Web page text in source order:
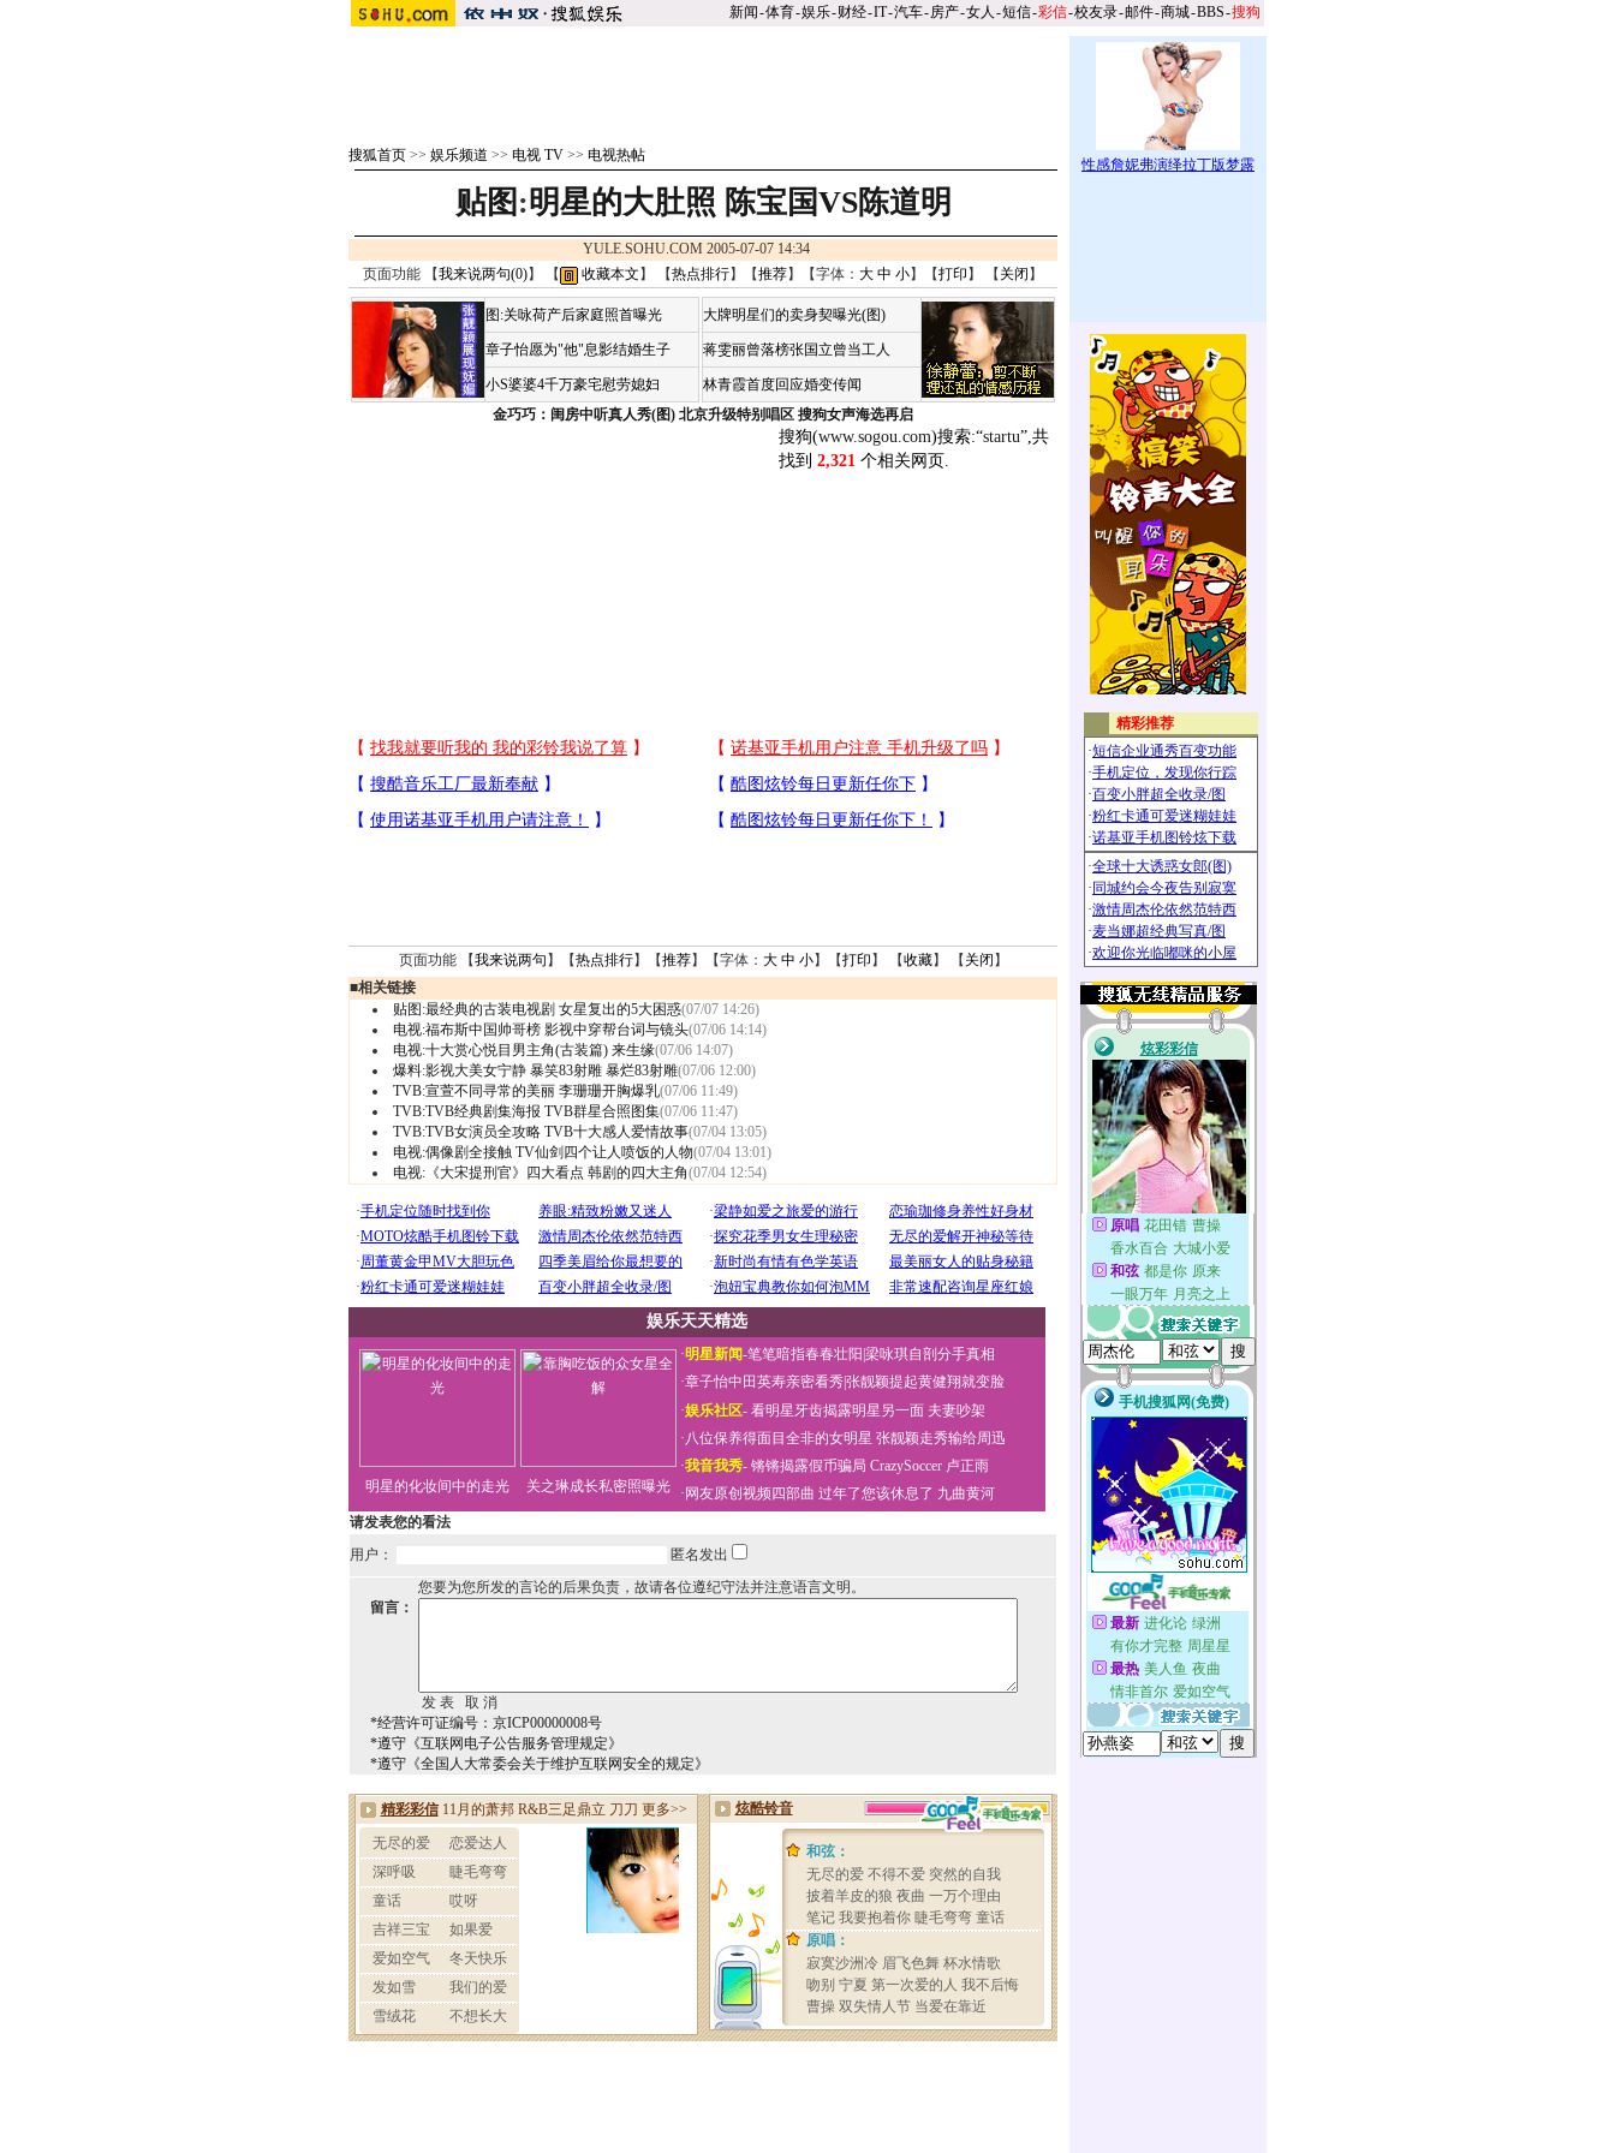
新闻-体育-娱乐-财经-IT-汽车-房产-女人 -短信-彩信-校友录-邮件-商城-BBS-搜狗
搜狐首页 >> 娱乐频道 >> 电视 TV >> 电视热帖
贴图 :明星的大肚照 陈宝国VS陈道明
YULE.SOHU.COM 2005-07-07 14:34
页面功能 【我来说两句(0)】 【 收藏本文 】 【热点排行】【推荐】【字体： 大 中 小】【打印 】 【 关闭 】
图:关咏荷产后家庭照首曝光
章子怡愿为"他"息影结婚生子
小S婆婆4千万豪宅慰劳媳妇
大牌明星们的卖身契曝光(图)
蒋雯丽曾落榜张国立曾当工人
林青霞首度回应婚变传闻
金巧巧：闺房中听真人秀(图) 北京升级特别唱区 搜狗女声海选再启
搜狗(www.sogou.com)搜索:“startu”,共
找到 2,321 个相关网页.
页面功能 【我来说两句 】【热点排行】【推荐】【字体： 大 中 小】【打印 】 【收藏】 【 关闭 】
■相关链接
贴图 :最经典的古装电视剧 女星复出的5大困惑(07/07 14:26)
电视:福布斯中国帅哥榜 影视中穿帮台词与镜头(07/06 14:14)
电视:十大赏心悦目男主角(古装篇) 来生缘(07/06 14:07)
爆料:影视大美女宁静 暴笑83射雕 暴烂83射雕(07/06 12:00)
TVB:宣萱不同寻常的美丽 李珊珊开胸爆乳(07/06 11:49)
TVB:TVB经典剧集海报 TVB群星合照图集(07/06 11:47)
TVB:TVB女演员全攻略 TVB十大感人爱情故事(07/04 13:05)
电视:偶像剧全接触 TV仙剑四个让人喷饭的人物(07/04 13:01)
电视: 《大宋提刑官》四大看点 韩剧的四大主角(07/04 12:54)
娱乐天天精选
明星的化妆间中的走光 关之琳成长私密照曝光
·明星新闻-笔笔暗指春春壮阳 梁咏琪自剖分手真相
·章子怡中田英寿亲密看秀张靓颖提起黄健翔就变脸
·娱乐社区- 看明星牙齿揭露明星另一面 夫妻吵架
·八位保养得面目全非的女明星 张靓颖走秀输给周迅
·我音我秀- 锵锵揭露假币骗局 CrazySoccer 卢正雨
· 网友原创视频四部曲 过年了您该休息了 九曲黄河
请发表您的看法
用户：
匿名发出
您要为您所发的言论的后果负责，故请各位遵纪守法并注意语言文明。
留言：
*经营许可证编号：京ICP00000008号
*遵守《互联网电子公告服务管理规定》
*遵守《全国人大常委会关于维护互联网安全的规定》